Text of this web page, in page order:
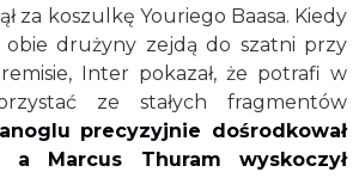
za koszulkę Youriego Baasa. Kiedy
obie drużyny zejdą do szatni przy
Inter pokazał, że potrafi w
ze stałych fragmentów
precyzyjnie dośrodkował
Marcus Thuram wyskoczył